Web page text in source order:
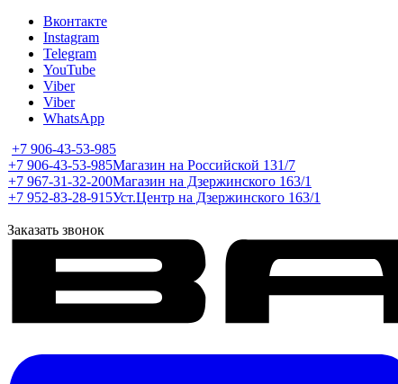
Вконтакте
Instagram
Telegram
YouTube
Viber
Viber
WhatsApp
+7 906-43-53-985
+7 906-43-53-985Магазин на Российской 131/7
+7 967-31-32-200Магазин на Дзержинского 163/1
+7 952-83-28-915Уст.Центр на Дзержинского 163/1
Заказать звонок